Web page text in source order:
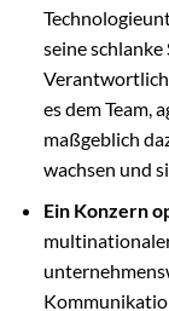
seine
es dem Team,
maßgeblich
wachsen und
Ein Konzern